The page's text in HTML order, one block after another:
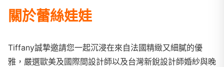
關於蕾絲娃娃
Tiffany誠摯邀請您一起沉浸在來自法國精緻又細膩的優
雅，嚴選歐美及國際間設計師以及台灣新銳設計師婚紗與晚